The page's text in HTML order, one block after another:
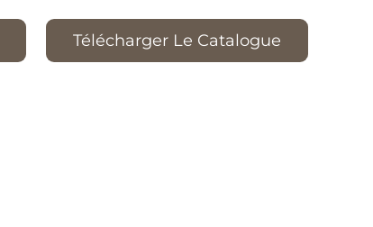
Télécharger Le Catalogue